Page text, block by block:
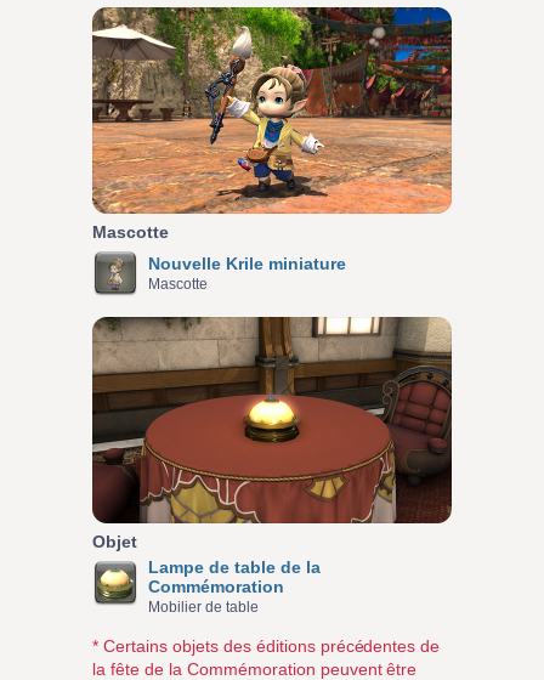
Mascotte
Nouvelle Krile miniature
Mascotte
Objet
Lampe de table de la
Commémoration
Mobilier de table
* Certains objets des éditions précédentes de
la fête de la Commémoration peuvent être